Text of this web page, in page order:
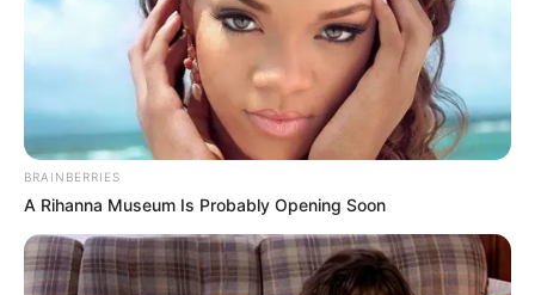
BRAINBERRIES
A Rihanna Museum Is Probably Opening Soon